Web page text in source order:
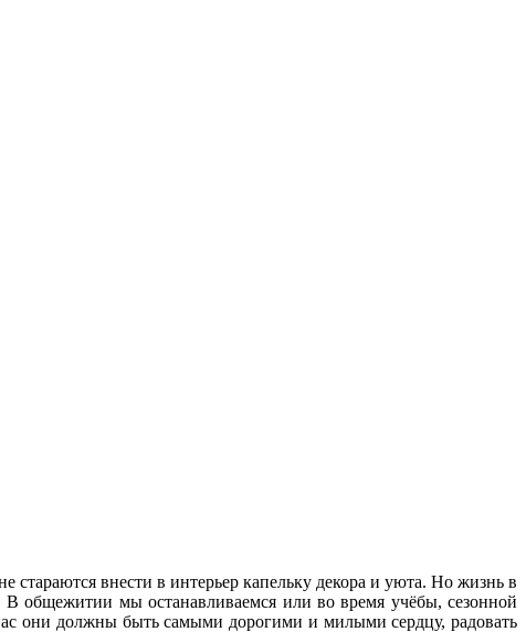
внести в интерьер капельку декора и уюта. Но жизнь в
общежитии мы останавливаемся или во время учёбы, сезонной
они должны быть самыми дорогими и милыми сердцу, радовать